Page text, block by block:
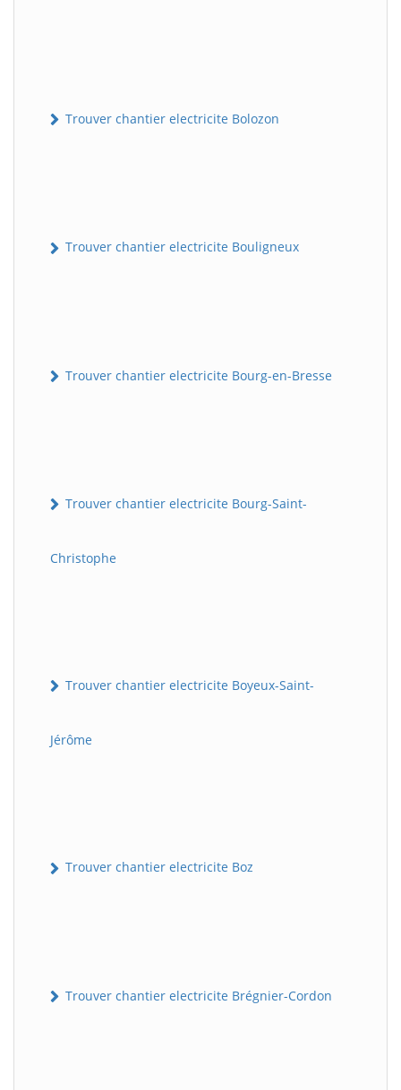
Trouver chantier electricite Bolozon
Trouver chantier electricite Bouligneux
Trouver chantier electricite Bourg-en-Bresse
Trouver chantier electricite Bourg-Saint-
Christophe
Trouver chantier electricite Boyeux-Saint-
Jérôme
Trouver chantier electricite Boz
Trouver chantier electricite Brégnier-Cordon